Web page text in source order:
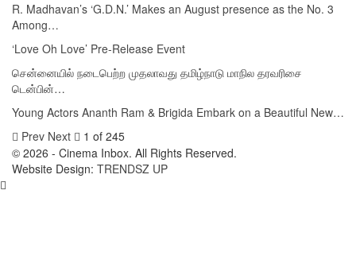
R. Madhavan’s ‘G.D.N.’ Makes an August presence as the No. 3
Among…
‘Love Oh Love’ Pre-Release Event
சென்னையில் நடைபெற்ற முதலாவது தமிழ்நாடு மாநில தரவரிசை
டென்பின்…
Young Actors Ananth Ram & Brigida Embark on a Beautiful New…
Prev Next
1 of 245
© 2026 - Cinema Inbox. All Rights Reserved.
Website Design: TRENDSZ UP